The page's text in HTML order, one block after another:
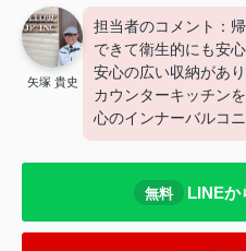
矢塚 貴史
担当者のコメント：
できて衛生的にも安
安心の広い収納があ
カウンターキッチン
心のインナーバルコ
無料 LINEか